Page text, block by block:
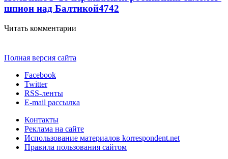
шпион над Балтикой4742
Читать комментарии
Полная версия сайта
Facebook
Twitter
RSS-ленты
E-mail рассылка
Контакты
Реклама на сайте
Использование материалов korrespondent.net
Правила пользования сайтом